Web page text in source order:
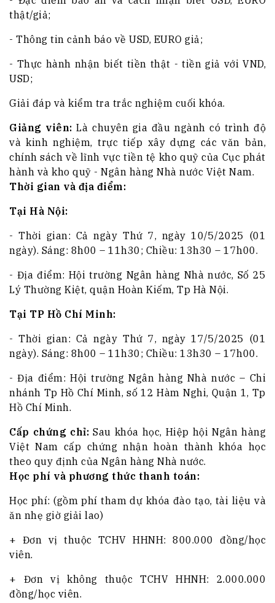
thật/giả;
- Thông tin cảnh báo về USD, EURO giả;
- Thực hành nhận biết tiền thật - tiền giả với VND,
USD;
Giải đáp và kiểm tra trắc nghiệm cuối khóa.
Giảng viên: Là chuyên gia đầu ngành có trình độ
và kinh nghiệm, trực tiếp xây dựng các văn bản,
chính sách về lĩnh vực tiền tệ kho quỹ của Cục phát
hành và kho quỹ - Ngân hàng Nhà nước Việt Nam.
Thời gian và địa điểm:
Tại Hà Nội:
- Thời gian: Cả ngày Thứ 7, ngày 10/5/2025 (01
ngày). Sáng: 8h00 – 11h30; Chiều: 13h30 – 17h00.
- Địa điểm: Hội trường Ngân hàng Nhà nước, Số 25
Lý Thường Kiệt, quận Hoàn Kiếm, Tp Hà Nội.
Tại TP Hồ Chí Minh:
- Thời gian: Cả ngày Thứ 7, ngày 17/5/2025 (01
ngày). Sáng: 8h00 – 11h30; Chiều: 13h30 – 17h00.
- Địa điểm: Hội trường Ngân hàng Nhà nước – Chi
nhánh Tp Hồ Chí Minh, số 12 Hàm Nghi, Quận 1, Tp
Hồ Chí Minh.
Cấp chứng chỉ: Sau khóa học, Hiệp hội Ngân hàng
Việt Nam cấp chứng nhận hoàn thành khóa học
theo quy định của Ngân hàng Nhà nước.
Học phí và phương thức thanh toán:
Học phí: (gồm phí tham dự khóa đào tạo, tài liệu và
ăn nhẹ giờ giải lao)
+ Đơn vị thuộc TCHV HHNH: 800.000 đồng/học
viên.
+ Đơn vị không thuộc TCHV HHNH: 2.000.000
đồng/học viên.